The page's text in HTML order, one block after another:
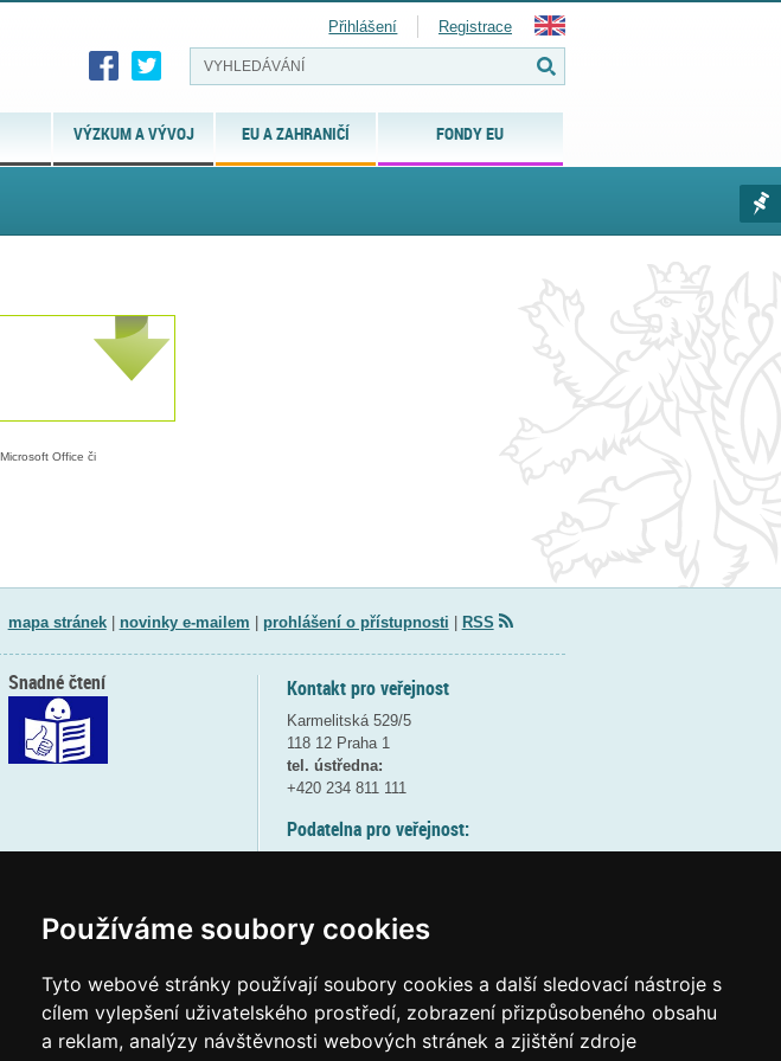
Používáme soubory cookies
Tyto webové stránky používají soubory cookies a další sledovací nástroje s
cílem vylepšení uživatelského prostředí, zobrazení přizpůsobeného obsahu
a reklam, analýzy návštěvnosti webových stránek a zjištění zdroje
VÝZKUM A VÝVOJ EU A ZAHRANIČÍ FONDY EU
Přihlášení Registrace
Office či
mapa stránek| novinky e-mailem prohlášení o přístupnosti RSS
Kontakt pro veřejnost
Karmelitská 529/5
118 12 Praha 1
tel. ústředna:
+420 234 811 111
Podatelna pro veřejnost:
(více informací
Elektronická podatelna:
posta@msmtgov cz
Snadné čtení